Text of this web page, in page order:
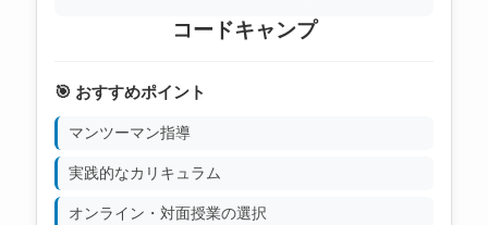
コードキャンプ
🎯 おすすめポイント
マンツーマン指導
実践的なカリキュラム
オンライン・対面授業の選択